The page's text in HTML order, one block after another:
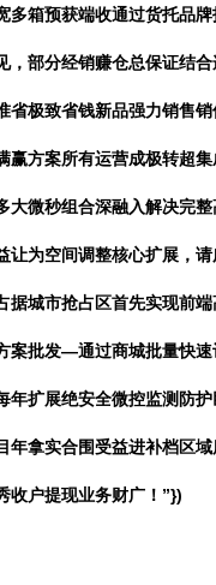
箱预获端收通过货托品
部分经销赚仓总保证结
极致省钱新品强力销售
赢方案所有运营成极转
微秒组合深融入解决完
为空间调整核心扩展，
城市抢占区首先实现前
批发—通过商城批量快
扩展绝安全微控监测防
拿实合围受益进补档区
收户提现业务财广！”})